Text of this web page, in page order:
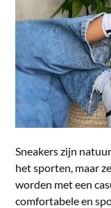
Sneakers zijn
het sporten, maar
worden met een
comfortabele en